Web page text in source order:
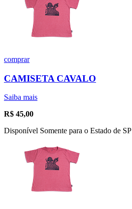
comprar
CAMISETA CAVALO
Saiba mais
R$ 45,00
Disponível Somente para o Estado de SP